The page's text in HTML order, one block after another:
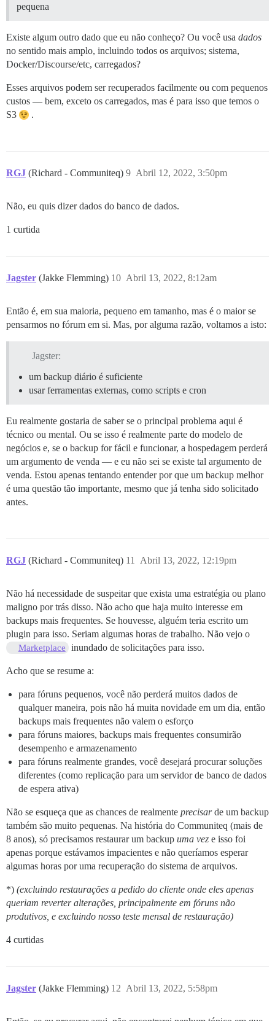
pequena
Existe algum outro dado que eu não conheço? Ou você usa dados
no sentido mais amplo, incluindo todos os arquivos; sistema,
Docker/Discourse/etc, carregados?
Esses arquivos podem ser recuperados facilmente ou com pequenos
custos — bem, exceto os carregados, mas é para isso que temos o
S3
.
RGJ (Richard - Communiteq) Abril 12, 2022, 3:50pm
9
Não, eu quis dizer dados do banco de dados.
1 curtida
Jagster (Jakke Flemming) Abril 13, 2022, 8:12am
10
Então é, em sua maioria, pequeno em tamanho, mas é o maior se
pensarmos no fórum em si. Mas, por alguma razão, voltamos a isto:
Jagster:
um backup diário é suficiente
usar ferramentas externas, como scripts e cron
Eu realmente gostaria de saber se o principal problema aqui é
técnico ou mental. Ou se isso é realmente parte do modelo de
negócios e, se o backup for fácil e funcionar, a hospedagem perderá
um argumento de venda — e eu não sei se existe tal argumento de
venda. Estou apenas tentando entender por que um backup melhor
é uma questão tão importante, mesmo que já tenha sido solicitado
antes.
RGJ (Richard - Communiteq) Abril 13, 2022, 12:19pm
11
Não há necessidade de suspeitar que exista uma estratégia ou plano
maligno por trás disso. Não acho que haja muito interesse em
backups mais frequentes. Se houvesse, alguém teria escrito um
plugin para isso. Seriam algumas horas de trabalho. Não vejo o
Marketplace inundado de solicitações para isso.
Acho que se resume a:
para fóruns pequenos, você não perderá muitos dados de
qualquer maneira, pois não há muita novidade em um dia, então
backups mais frequentes não valem o esforço
para fóruns maiores, backups mais frequentes consumirão
desempenho e armazenamento
para fóruns realmente grandes, você desejará procurar soluções
diferentes (como replicação para um servidor de banco de dados
de espera ativa)
Não se esqueça que as chances de realmente precisarde um backup
também são muito pequenas. Na história do Communiteq (mais de
8 anos), só precisamos restaurar um backup uma vez e isso foi
apenas porque estávamos impacientes e não queríamos esperar
algumas horas por uma recuperação do sistema de arquivos.
*) (excluindo restaurações a pedido do cliente onde eles apenas
queriam reverter alterações, principalmente em fóruns não
produtivos, e excluindo nosso teste mensal de restauração)
4 curtidas
Jagster (Jakke Flemming) Abril 13, 2022, 5:58pm
12